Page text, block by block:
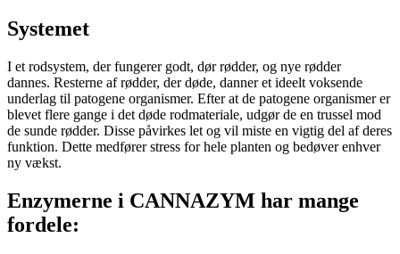
Systemet
I et rodsystem, der fungerer godt, dør rødder, og nye rødder
dannes. Resterne af rødder, der døde, danner et ideelt voksende
underlag til patogene organismer. Efter at de patogene organismer er
blevet flere gange i det døde rodmateriale, udgør de en trussel mod
de sunde rødder. Disse påvirkes let og vil miste en vigtig del af deres
funktion. Dette medfører stress for hele planten og bedøver enhver
ny vækst.
Enzymerne i CANNAZYM har mange
fordele: